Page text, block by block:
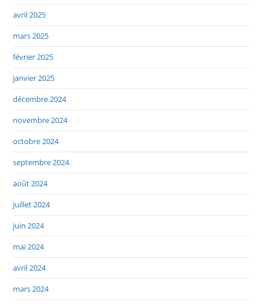
avril 2025
mars 2025
février 2025
janvier 2025
décembre 2024
novembre 2024
octobre 2024
septembre 2024
août 2024
juillet 2024
juin 2024
mai 2024
avril 2024
mars 2024